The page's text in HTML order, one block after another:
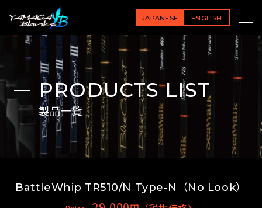
JAPANESE ENGLISH
PRODUCTS LIST
製品一覧
BattleWhip TR510/N Type-N（No Look）